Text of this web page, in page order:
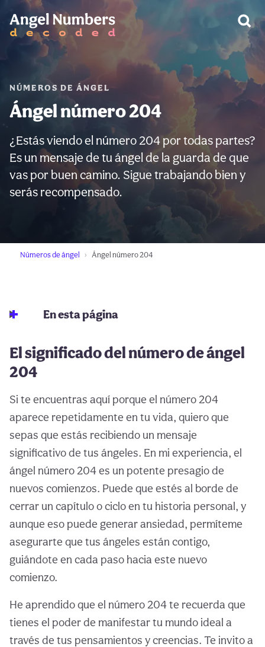
NÚMEROS DE ÁNGEL
Ángel número 204
¿Estás viendo el número 204 por todas partes?
Es un mensaje de tu ángel de la guarda de que
vas por buen camino. Sigue trabajando bien y
serás recompensado.
Números de ángel Ángel número 204
En esta página
El significado del número de ángel
204
Si te encuentras aquí porque el número 204
aparece repetidamente en tu vida, quiero que
sepas que estás recibiendo un mensaje
significativo de tus ángeles. En mi experiencia, el
ángel número 204 es un potente presagio de
nuevos comienzos. Puede que estés al borde de
cerrar un capítulo o ciclo en tu historia personal, y
aunque eso puede generar ansiedad, permíteme
asegurarte que tus ángeles están contigo,
guiándote en cada paso hacia este nuevo
comienzo.
He aprendido que el número 204 te recuerda que
tienes el poder de manifestar tu mundo ideal a
través de tus pensamientos y creencias. Te invito a
ADVERTENCIA: